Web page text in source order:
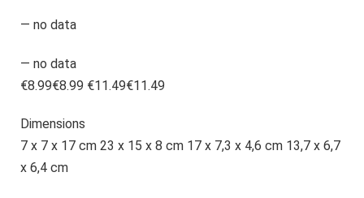
— no data
— no data
€8.99€8.99 €11.49€11.49
Dimensions
7 x 7 x 17 cm 23 x 15 x 8 cm 17 x 7,3 x 4,6 cm 13,7 x 6,7
x 6,4 cm